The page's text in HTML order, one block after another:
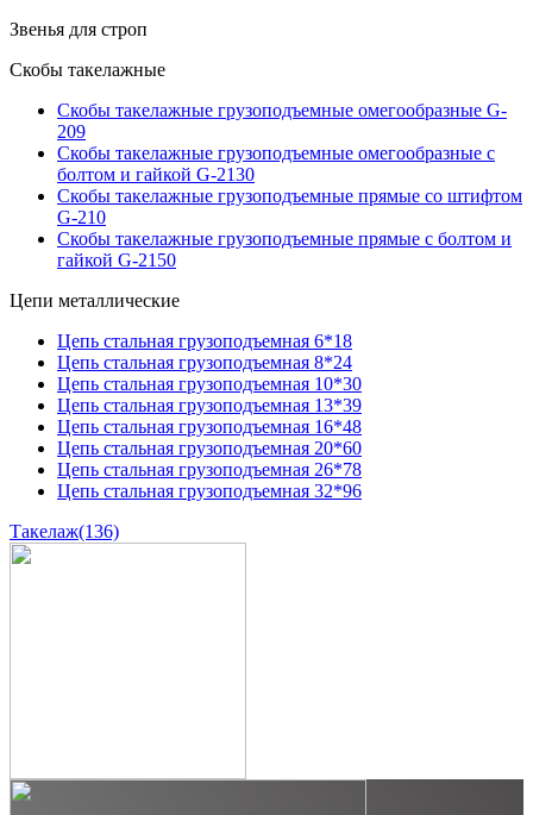
Звенья для строп
Скобы такелажные
Скобы такелажные грузоподъемные омегообразные G-
209
Скобы такелажные грузоподъемные омегообразные с
болтом и гайкой G-2130
Скобы такелажные грузоподъемные прямые со штифтом
G-210
Скобы такелажные грузоподъемные прямые с болтом и
гайкой G-2150
Цепи металлические
Цепь стальная грузоподъемная 6*18
Цепь стальная грузоподъемная 8*24
Цепь стальная грузоподъемная 10*30
Цепь стальная грузоподъемная 13*39
Цепь стальная грузоподъемная 16*48
Цепь стальная грузоподъемная 20*60
Цепь стальная грузоподъемная 26*78
Цепь стальная грузоподъемная 32*96
Такелаж(136)